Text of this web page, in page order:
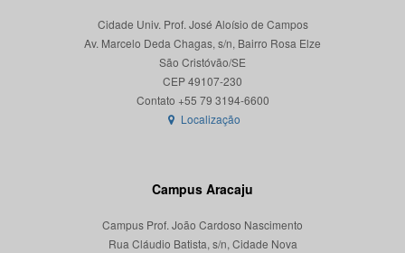
Cidade Univ. Prof. José Aloísio de Campos
Av. Marcelo Deda Chagas, s/n, Bairro Rosa Elze
São Cristóvão/SE
CEP 49107-230
Localização
Campus Aracaju
Campus Prof. João Cardoso Nascimento
Rua Cláudio Batista, s/n, Cidade Nova